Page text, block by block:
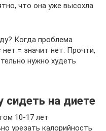
что она уже высохла
Когда проблема
= значит нет. Прочти,
нужно худеть
на диете
10-17 лет
урезать калорийность